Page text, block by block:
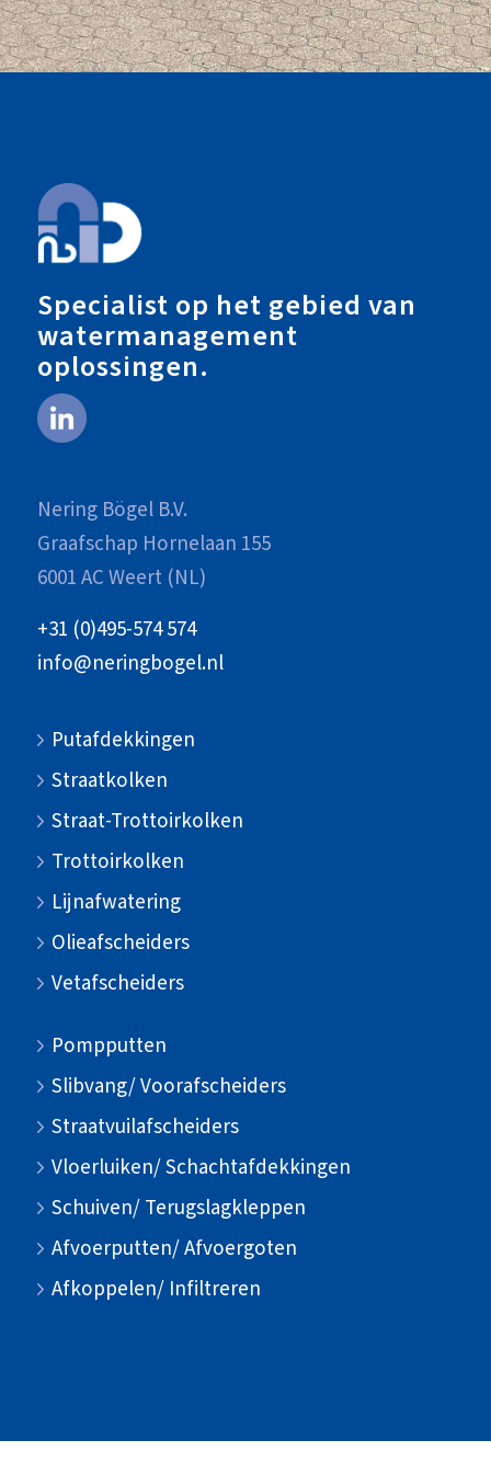
Specialist op het gebied van
watermanagement
oplossingen.
Nering Bögel B.V.
Graafschap Hornelaan 155
6001 AC Weert (NL)
+31 (0)495-574 574
info@neringbogel.nl
Putafdekkingen
Straatkolken
Straat-Trottoirkolken
Trottoirkolken
Lijnafwatering
Olieafscheiders
Vetafscheiders
Pompputten
Slibvang/ Voorafscheiders
Straatvuilafscheiders
Vloerluiken/ Schachtafdekkingen
Schuiven/ Terugslagkleppen
Afvoerputten/ Afvoergoten
Afkoppelen/ Infiltreren